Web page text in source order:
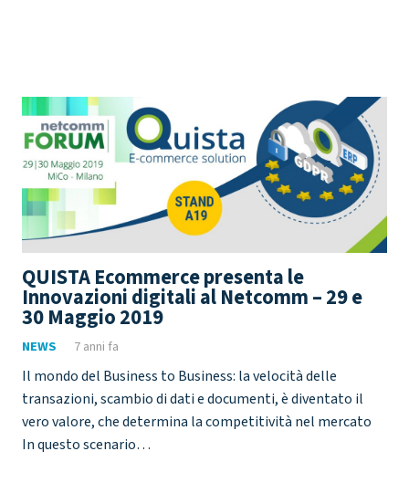
QUISTA Ecommerce presenta le
Innovazioni digitali al Netcomm – 29 e
30 Maggio 2019
NEWS 7 anni fa
Il mondo del Business to Business: la velocità delle
transazioni, scambio di dati e documenti, è diventato il
vero valore, che determina la competitività nel mercato
In questo scenario…